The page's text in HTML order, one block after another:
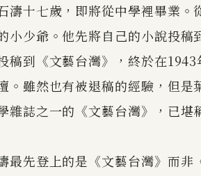
濤十七歲，即將從中學裡畢業
小少爺。他先將自己的小說投
稿到《文藝台灣》，終於在
。雖然也有被退稿的經驗，但
雜誌之一的《文藝台灣》，已堪
最先登上的是《文藝台灣》而